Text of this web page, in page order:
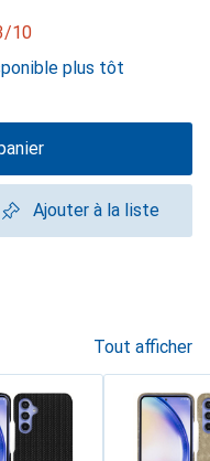
10
plus tôt
Ajouter à la liste
Tout afficher